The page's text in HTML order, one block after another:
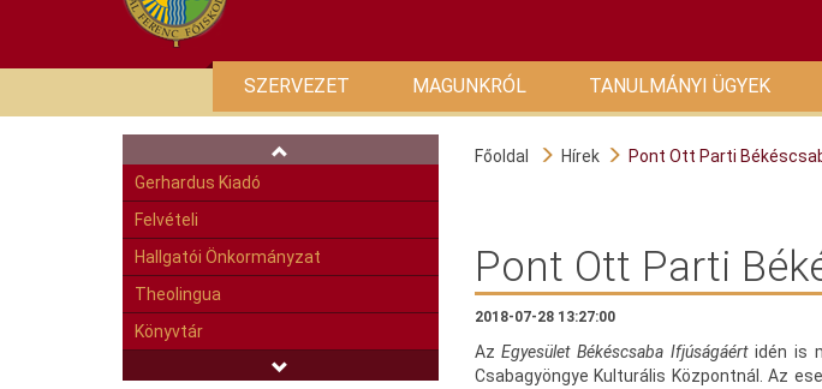
SZERVEZET MAGUNKRÓL TANULMÁNYI ÜGYEK
Főoldal Hírek Pont Ott Parti
Pont Ott Parti
2018-07-28 13:27:00
AzEgyesület Békéscsaba Ifjúságáértidén is
Csabagyöngye Kulturális Központnál. Az
Gerhardus Kiadó
Felvételi
Hallgatói Önkormányzat
Theolingua
Könyvtár
Egészségnevelési- és Sport Intézet